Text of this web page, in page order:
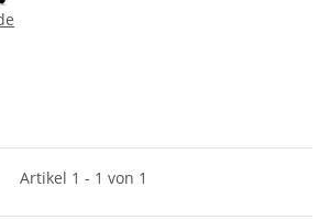
Artikel 1 - 1 von 1